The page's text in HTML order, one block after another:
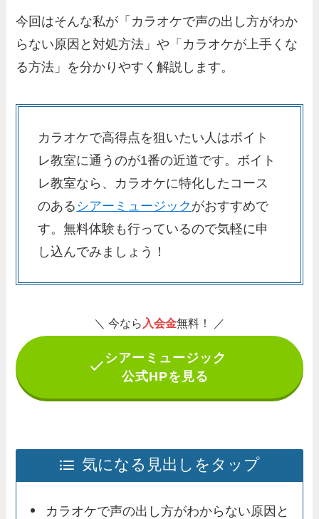
今回はそんな私が「カラオケで声の出し方がわか
らない原因と対処方法」や「カラオケが上手くな
る方法」を分かりやすく解説します。
カラオケで高得点を狙いたい人はボイト
レ教室に通うのが1番の近道です。ボイト
レ教室なら、カラオケに特化したコース
のある シアーミュージック がおすすめで
す。無料体験も行っているので気軽に申
し込んでみましょう！
＼ 今なら 入会金無料！ ／
シアーミュージック
公式HPを見る
気になる見出しをタップ
カラオケで声の出し方がわからない原因と